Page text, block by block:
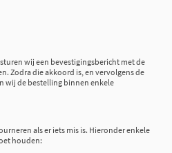
wij een bevestigingsbericht met de
Zodra die akkoord is, en vervolgens de
wij de bestelling binnen enkele
als er iets mis is. Hieronder enkele
houden: